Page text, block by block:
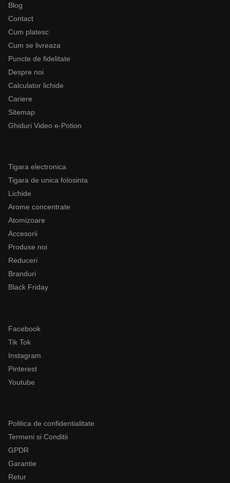
Blog
Contact
Cum platesc
Cum se livreaza
Puncte de fidelitate
Despre noi
Calculator lichide
Cariere
Sitemap
Ghiduri Video e-Potion
Tigara electronica
Tigara de unica folosinta
Lichide
Arome concentrate
Atomizoare
Accesorii
Produse noi
Reduceri
Branduri
Black Friday
Facebook
Tik Tok
Instagram
Pinterest
Youtube
Politica de confidentialitate
Termeni si Conditii
GPDR
Garantie
Retur